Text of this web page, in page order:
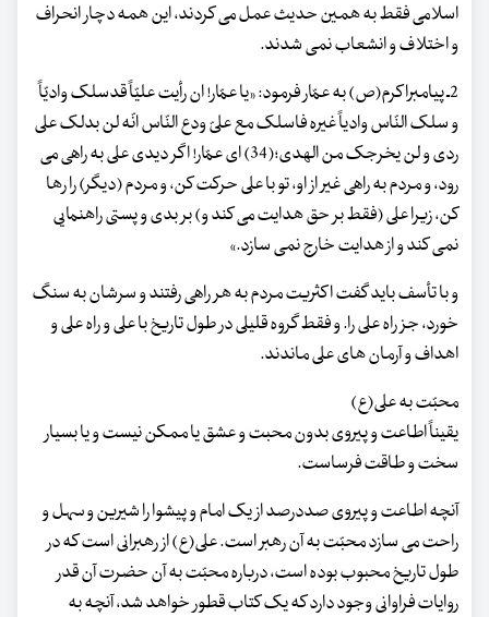
اسلامی فقط به همین حدیث عمل می کردند، این همه دچار انحراف
و اختلاف و انشعاب نمی شدند.
2ـ پیامبراکرم(ص) به عمّار فرمود: «یا عمّار! ان رأیت علیّاً قدسلک وادیّاً
و سلک النّاس وادیاً غیره فاسلک مع علیّ ودع النّاس انّه لن بدلک علی
ردی و لن یخرجک من الهدی؛(34) ای عمّار! اگر دیدی علی به راهی می
رود، و مردم به راهی غیر از او، تو با علی حرکت کن، و مردم (دیگر) را رها
کن، زیرا علی (فقط بر حق هدایت می کند و) بر بدی و پستی راهنمایی
نمی کند و از هدایت خارج نمی سازد.»
و با تأسف باید گفت اکثریت مردم به هر راهی رفتند و سرشان به سنگ
خورد، جز راه علی را. و فقط گروه قلیلی در طول تاریخ با علی و راه علی و
اهداف و آرمان های علی ماندند.
محبّت به علی(ع)
یقیناً اطاعت و پیروی بدون محبت و عشق یا ممکن نیست و یا بسیار
سخت و طاقت فرساست.
آنچه اطاعت و پیروی صددرصد از یک امام و پیشوا را شیرین و سهل و
راحت می سازد محبّت به آن رهبر است. علی(ع) از رهبرانی است که در
طول تاریخ محبوب بوده است، درباره محبّت به آن حضرت آن قدر
روایات فراوانی وجود دارد که یک کتاب قطور خواهد شد، آنچه به